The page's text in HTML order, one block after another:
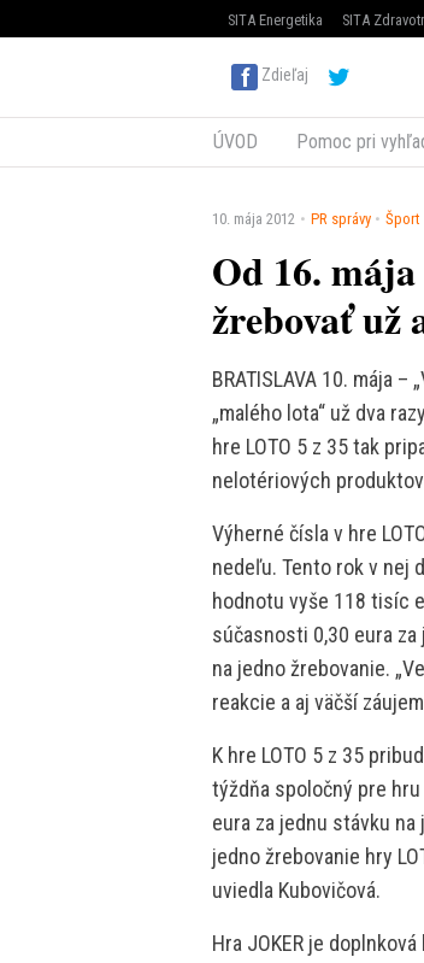
SITA Energetika SITA
Zdieľaj
ÚVOD Pomoc pri
10. mája 2012 PR správy Šport
Od 16.
žrebovať už
BRATISLAVA 10. mája
„malého lota“ už dva
hre LOTO 5 z 35 tak
nelotériových
Výherné čísla v hre
nedeľu. Tento rok v nej
hodnotu vyše 118 tisíc
súčasnosti 0,30 eura za
na jedno žrebovanie.
reakcie a aj väčší
K hre LOTO 5 z 35
týždňa spoločný pre hru
eura za jednu stávku
jedno žrebovanie hry
uviedla Kubovičová.
Hra JOKER je